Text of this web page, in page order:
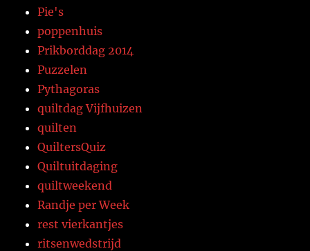
Pie's
poppenhuis
Prikborddag 2014
Puzzelen
Pythagoras
quiltdag Vijfhuizen
quilten
QuiltersQuiz
Quiltuitdaging
quiltweekend
Randje per Week
rest vierkantjes
ritsenwedstrijd